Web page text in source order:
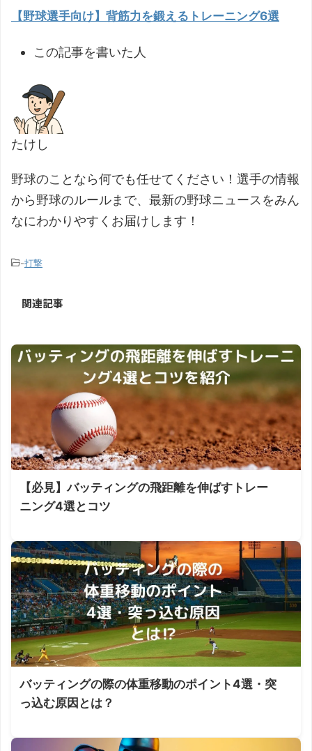
【野球選手向け】背筋力を鍛えるトレーニング6選
この記事を書いた人
たけし
野球のことなら何でも任せてください！選手の情報
から野球のルールまで、最新の野球ニュースをみん
なにわかりやすくお届けします！
-打撃
関連記事
【必見】バッティングの飛距離を伸ばすトレー
ニング4選とコツ
バッティングの際の体重移動のポイント4選・突
っ込む原因とは？